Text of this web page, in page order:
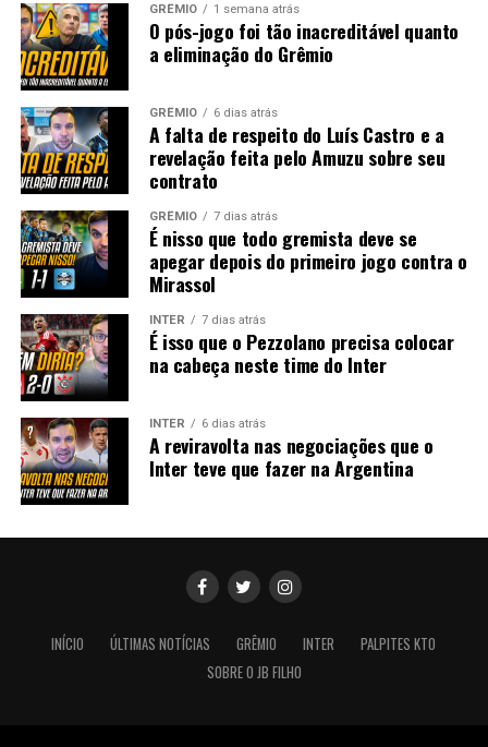
GRÊMIO 1 semana atrás
O pós-jogo foi tão inacreditável quanto
a eliminação do Grêmio
GRÊMIO 6 dias atrás
A falta de respeito do Luís Castro e a
revelação feita pelo Amuzu sobre seu
contrato
GRÊMIO 7 dias atrás
É nisso que todo gremista deve se
apegar depois do primeiro jogo contra o
Mirassol
INTER 7 dias atrás
É isso que o Pezzolano precisa colocar
na cabeça neste time do Inter
INTER 6 dias atrás
A reviravolta nas negociações que o
Inter teve que fazer na Argentina
INÍCIO ÚLTIMAS NOTÍCIAS GRÊMIO INTER
PALPITES KTO
SOBRE O JB FILHO